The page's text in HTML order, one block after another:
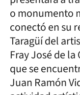
o monumento
conectó en su
Taragüí del
Fray José de
que se
Juan Ramón